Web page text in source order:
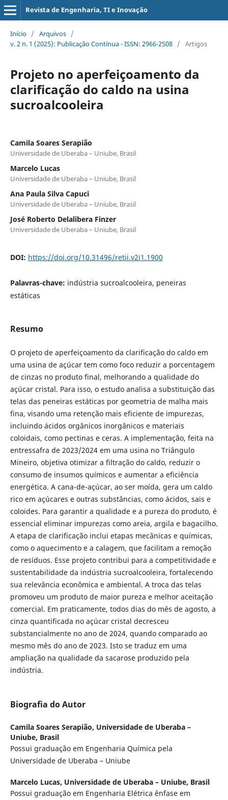
Revista de Engenharia, TI e Inovação
Início / Arquivos /
v. 2 n. 1 (2025): Publicação Contínua - ISSN: 2966-2508 / Artigos
Projeto no aperfeiçoamento da
clarificação do caldo na usina
sucroalcooleira
Camila Soares Serapião
Universidade de Uberaba – Uniube, Brasil
Marcelo Lucas
Universidade de Uberaba – Uniube, Brasil
Ana Paula Silva Capuci
Universidade de Uberaba – Uniube, Brasil
José Roberto Delalibera Finzer
Universidade de Uberaba – Uniube, Brasil
DOI: https://doi.org/10.31496/retii.v2i1.1900
Palavras-chave: indústria sucroalcooleira, peneiras
estáticas
Resumo
O projeto de aperfeiçoamento da clarificação do caldo em
uma usina de açúcar tem como foco reduzir a porcentagem
de cinzas no produto final, melhorando a qualidade do
açúcar cristal. Para isso, o estudo analisa a substituição das
telas das peneiras estáticas por geometria de malha mais
fina, visando uma retenção mais eficiente de impurezas,
incluindo ácidos orgânicos inorgânicos e materiais
coloidais, como pectinas e ceras. A implementação, feita na
entressafra de 2023/2024 em uma usina no Triângulo
Mineiro, objetiva otimizar a filtração do caldo, reduzir o
consumo de insumos químicos e aumentar a eficiência
energética. A cana-de-açúcar, ao ser moída, gera um caldo
rico em açúcares e outras substâncias, como ácidos, sais e
coloides. Para garantir a qualidade e a pureza do produto, é
essencial eliminar impurezas como areia, argila e bagacilho.
A etapa de clarificação inclui etapas mecânicas e químicas,
como o aquecimento e a calagem, que facilitam a remoção
de resíduos. Esse projeto contribui para a competitividade e
sustentabilidade da indústria sucroalcooleira, fortalecendo
sua relevância econômica e ambiental. A troca das telas
promoveu um produto de maior pureza e melhor aceitação
comercial. Em praticamente, todos dias do mês de agosto, a
cinza quantificada no açúcar cristal decresceu
substancialmente no ano de 2024, quando comparado ao
mesmo mês do ano de 2023. Isto se traduz em uma
ampliação na qualidade da sacarose produzido pela
indústria.
Biografia do Autor
Camila Soares Serapião, Universidade de Uberaba –
Uniube, Brasil
Possui graduação em Engenharia Química pela
Universidade de Uberaba – Uniube
Marcelo Lucas, Universidade de Uberaba – Uniube, Brasil
Possui graduação em Engenharia Elétrica ênfase em